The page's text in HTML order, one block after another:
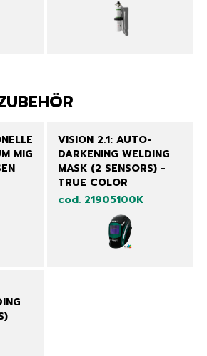
MIG
VISION 2.1: AUTO-
DARKENING WELDING
MASK (2 SENSORS) -
TRUE COLOR
cod. 21905100K